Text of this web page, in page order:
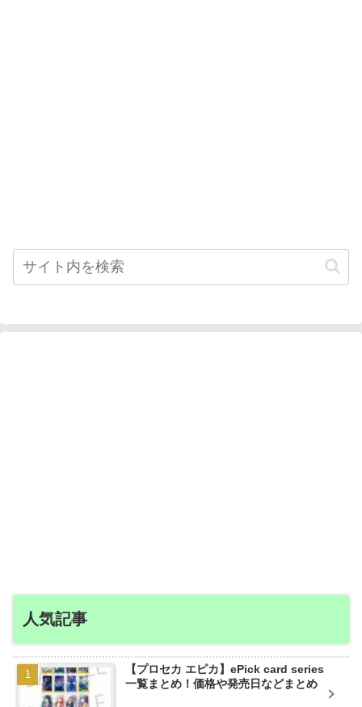
人気記事
【プロセカ エピカ】ePick card series
一覧まとめ！価格や発売日などまとめ